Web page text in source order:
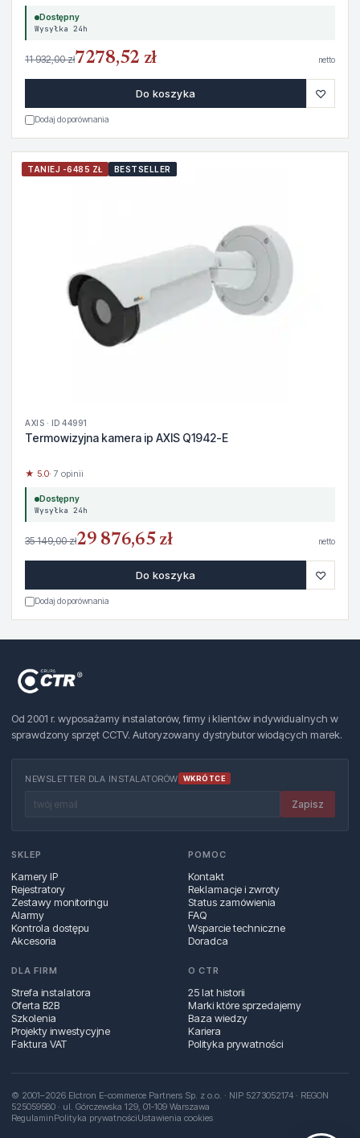
Dostępny
Wysyłka 24h
11 932,00 zł7278,52 zł netto
Do koszyka ♡
Dodaj do porównania
TANIEJ -6485 ZŁ BESTSELLER
AXIS · ID 44991
Termowizyjna kamera ip AXIS Q1942-E
★ 5.0· 7 opinii
Dostępny
Wysyłka 24h
35 149,00 zł29 876,65 zł netto
Do koszyka ♡
Dodaj do porównania
Od 2001 r. wyposażamy instalatorów, firmy i klientów indywidualnych w
sprawdzony sprzęt CCTV. Autoryzowany dystrybutor wiodących marek.
NEWSLETTER DLA INSTALATORÓW WKRÓTCE
Zapisz
SKLEP
Kamery IP
Rejestratory
Zestawy monitoringu
Alarmy
Kontrola dostępu
Akcesoria
POMOC
Kontakt
Reklamacje i zwroty
Status zamówienia
FAQ
Wsparcie techniczne
Doradca
DLA FIRM
Strefa instalatora
Oferta B2B
Szkolenia
Projekty inwestycyjne
Faktura VAT
O CTR
25 lat historii
Marki które sprzedajemy
Baza wiedzy
Kariera
Polityka prywatności
© 2001–2026 Elctron E-commerce Partners Sp. z o.o. · NIP 5273052174 · REGON
525059580 · ul. Górczewska 129, 01‑109 Warszawa
RegulaminPolityka prywatnościUstawienia cookies